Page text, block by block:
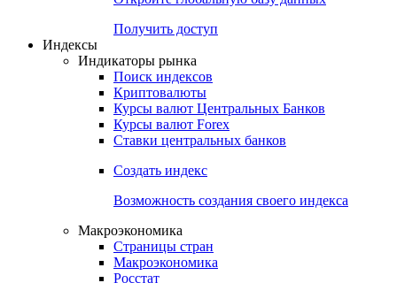
Попробуйте7-дневный
Откройте глобальную базу данных
Получить доступ
Индикаторы рынка
Поиск индексов
Курсы валют Центральных Банков
Ставки центральных банков
Создать индекс
Возможность создания своего индекса